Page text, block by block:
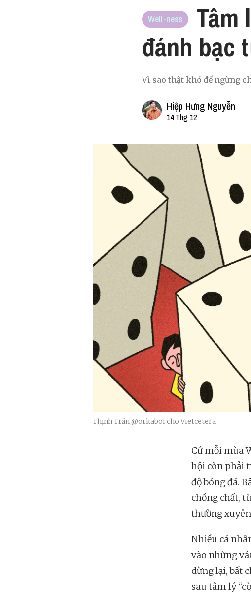
Well-ness
Tâm
đánh bạc
Vì sao thật khó để ngừng
Hiệp Hưng Nguyễn
14 Thg 12
Thịnh Trần @orkaboi cho Vietcetera
Cứ mỗi mùa
hội còn phải
độ bóng đá.
chồng chất,
thường
Nhiều cá
vào những
dừng lại, bất
sau tâm lý